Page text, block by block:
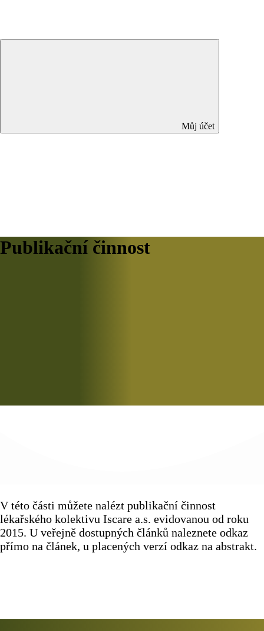
Můj účet
Publikační činnost
V této části můžete nalézt publikační činnost
lékařského kolektivu Iscare a.s. evidovanou od roku
2015. U veřejně dostupných článků naleznete odkaz
přímo na článek, u placených verzí odkaz na abstrakt.